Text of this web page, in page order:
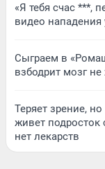
«Я тебя счас ***,
видео нападения
Сыграем в
взбодрит мозг
Теряет зрение,
живет подросток
нет лекарств